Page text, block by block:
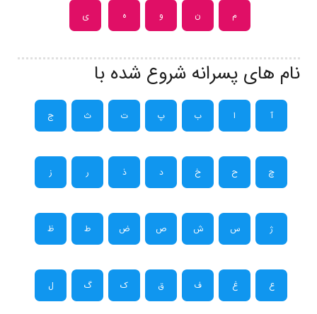
م ن و ه ی
نام های پسرانه شروع شده با
آ ا ب پ ت ث ج
چ ح خ د ذ ر ز
ژ س ش ص ض ط ظ
ع غ ف ق ک گ ل